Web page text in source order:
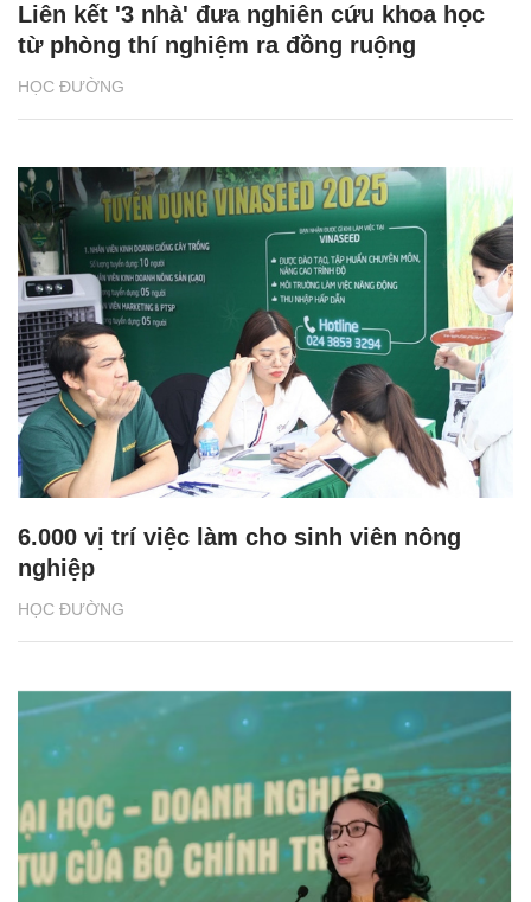
HỌC ĐƯỜNG
Liên kết '3 nhà' đưa nghiên cứu khoa học
từ phòng thí nghiệm ra đồng ruộng
HỌC ĐƯỜNG
6.000 vị trí việc làm cho sinh viên nông
nghiệp